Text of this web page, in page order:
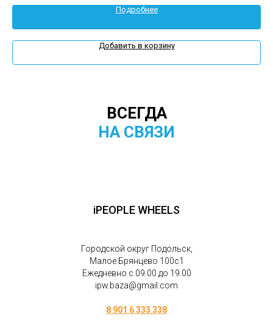
Подробнее
Добавить в корзину
ВСЕГДА
НА СВЯЗИ
iPEOPLE WHEELS
Городской округ Подольск,
Малое Брянцево 100с1
Ежедневно с 09.00 до 19.00
ipw.baza@gmail.com
8 901 6 333 338